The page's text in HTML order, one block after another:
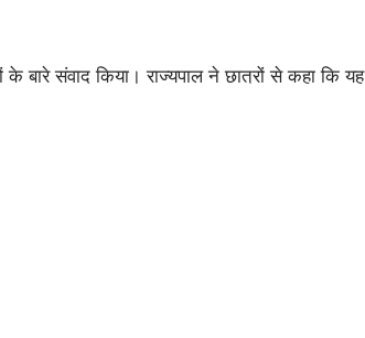
बारे संवाद किया। राज्यपाल ने छात्रों से कहा कि यह